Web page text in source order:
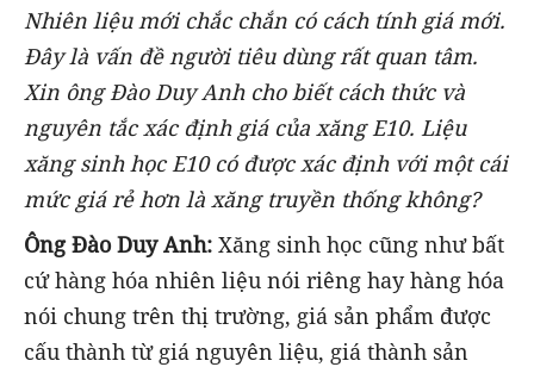
Nhiên liệu mới chắc chắn có cách tính giá mới.
Đây là vấn đề người tiêu dùng rất quan tâm.
Xin ông Đào Duy Anh cho biết cách thức và
nguyên tắc xác định giá của xăng E10. Liệu
xăng sinh học E10 có được xác định với một cái
mức giá rẻ hơn là xăng truyền thống không?
Ông Đào Duy Anh: Xăng sinh học cũng như bất
cứ hàng hóa nhiên liệu nói riêng hay hàng hóa
nói chung trên thị trường, giá sản phẩm được
cấu thành từ giá nguyên liệu, giá thành sản